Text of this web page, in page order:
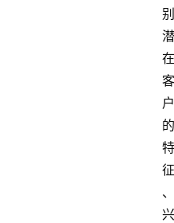
别
潜
在
客
户
的
特
征
、
兴